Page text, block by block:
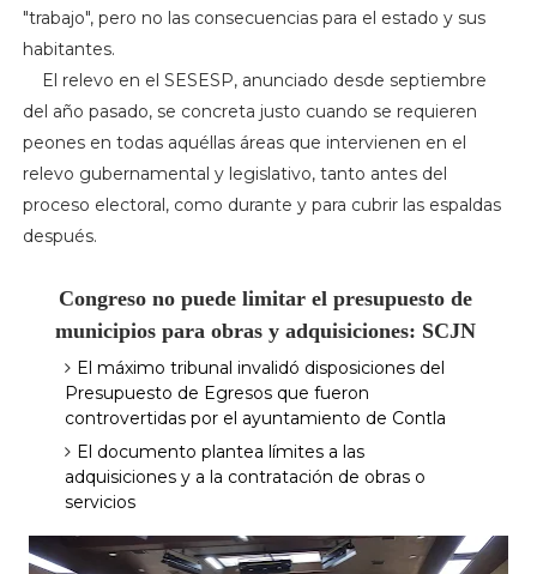
"trabajo", pero no las consecuencias para el estado y sus
habitantes.
El relevo en el SESESP, anunciado desde septiembre
del año pasado, se concreta justo cuando se requieren
peones en todas aquéllas áreas que intervienen en el
relevo gubernamental y legislativo, tanto antes del
proceso electoral, como durante y para cubrir las espaldas
después.
Congreso no puede limitar el presupuesto de
municipios para obras y adquisiciones: SCJN
El máximo tribunal invalidó disposiciones del
Presupuesto de Egresos que fueron
controvertidas por el ayuntamiento de Contla
El documento plantea límites a las
adquisiciones y a la contratación de obras o
servicios